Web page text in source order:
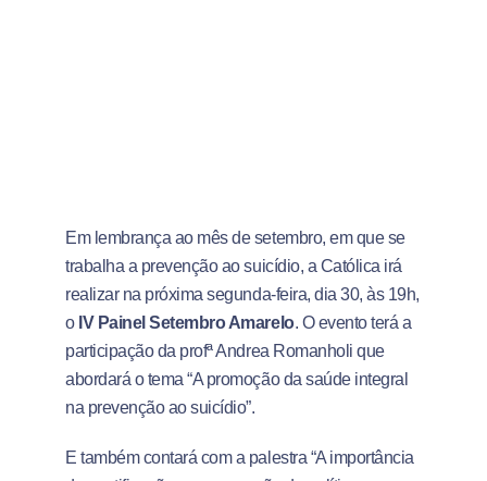
Em lembrança ao mês de setembro, em que se
trabalha a prevenção ao suicídio, a Católica irá
realizar na próxima segunda-feira, dia 30, às 19h,
o IV Painel Setembro Amarelo. O evento terá a
participação da profª Andrea Romanholi que
abordará o tema “A promoção da saúde integral
na prevenção ao suicídio”.
E também contará com a palestra “A importância